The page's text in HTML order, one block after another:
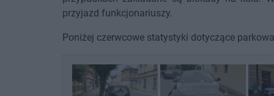
przyjazd funkcjonariuszy.
Poniżej czerwcowe statystyki dotyczące